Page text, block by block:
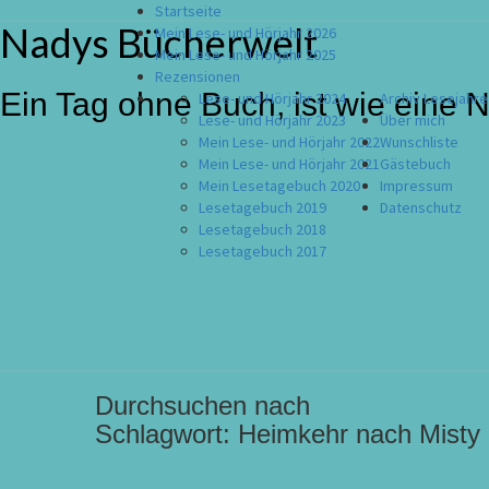
Skip
to
Startseite
Mein Lese- und Hörjahr 2026
Mein Lese- und Hörjahr 2025
Rezensionen
Archiv Lesejahre
Lese- und Hörjahr 2024
Lese- und Hörjahr 2023
Mein Lese- und Hörjahr 2022
Mein Lese- und Hörjahr 2021
Mein Lesetagebuch 2020
Lesetagebuch 2019
Lesetagebuch 2018
Lesetagebuch 2017
Über mich
Wunschliste
Gästebuch
Impressum
Datenschutz
Nadys Bücherwelt
Ein Tag ohne Buch, ist wie eine
Durchsuchen nach
Schlagwort: Heimkehr nach Misty